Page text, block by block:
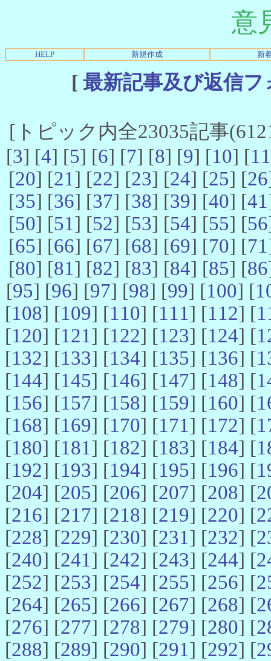
意
HELP 新規作成 新
[ 最新記事及び返信
[トピック内全23035記事
[3] [4] [5] [6] [7] [8] [9] [10] [11
[20] [21] [22] [23] [24] [25] [26
[35] [36] [37] [38] [39] [40] [41
[50] [51] [52] [53] [54] [55] [56
[65] [66] [67] [68] [69] [70] [71
[80] [81] [82] [83] [84] [85] [86
[95] [96] [97] [98] [99] [100] [
[108] [109] [110] [111] [112] [
[120] [121] [122] [123] [124] [
[132] [133] [134] [135] [136] [
[144] [145] [146] [147] [148] [
[156] [157] [158] [159] [160] [
[168] [169] [170] [171] [172] [
[180] [181] [182] [183] [184] [
[192] [193] [194] [195] [196] [
[204] [205] [206] [207] [208] [
[216] [217] [218] [219] [220] [
[228] [229] [230] [231] [232] [
[240] [241] [242] [243] [244] [
[252] [253] [254] [255] [256] [
[264] [265] [266] [267] [268] [
[276] [277] [278] [279] [280] [
[288] [289] [290] [291] [292] [